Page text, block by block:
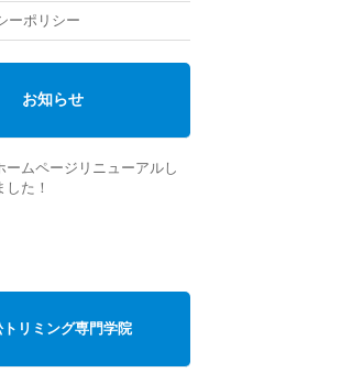
ーポリシー
お知らせ
ームページリニューアルし
した！
トリミング専門学院